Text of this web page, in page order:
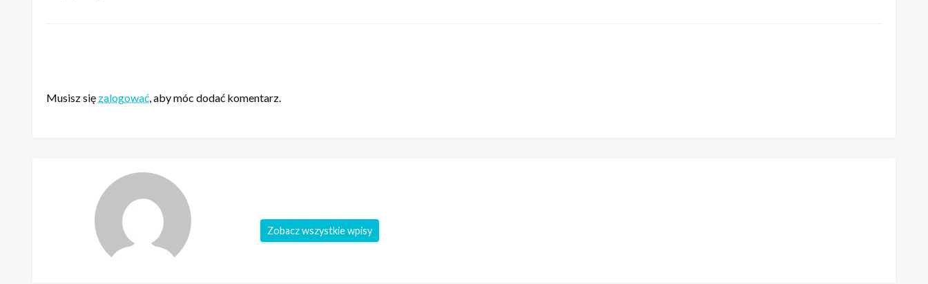
Musisz się zalogować, aby móc dodać komentarz.
Zobacz wszystkie wpisy